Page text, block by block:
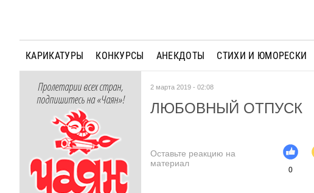
КАРИКАТУРЫ КОНКУРСЫ АНЕКДОТЫ СТИХИ И ЮМОРЕСКИ
Пролетарии всех стран,
подпишитесь на «Чаян»!
2 марта 2019 - 02:08
ЛЮБОВНЫЙ ОТПУСК
Оставьте реакцию на
материал
0